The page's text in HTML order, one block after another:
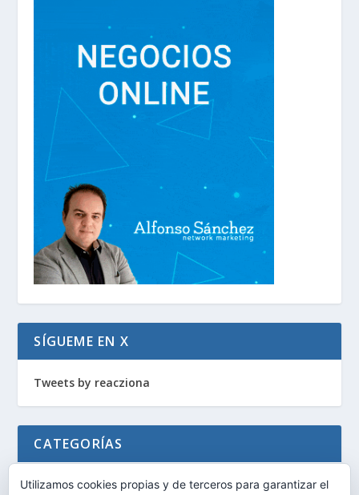
SÍGUEME EN X
Tweets by reacziona
CATEGORÍAS
General
Utilizamos cookies propias y de terceros para garantizar el